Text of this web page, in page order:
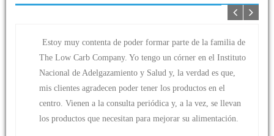
Estoy muy contenta de poder formar parte de la familia de
The Low Carb Company. Yo tengo un córner en el Instituto
Nacional de Adelgazamiento y Salud y, la verdad es que,
mis clientes agradecen poder tener los productos en el
centro. Vienen a la consulta periódica y, a la vez, se llevan
los productos que necesitan para mejorar su alimentación.